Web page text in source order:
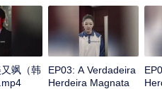
飒（韩
EP03: A Verdadeira
Herdeira Magnata